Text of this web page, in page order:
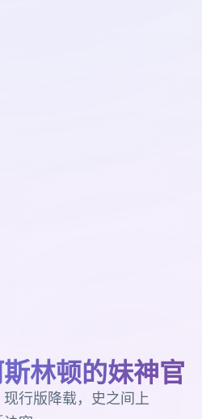
林顿的妹神官
行版降载，史之间上